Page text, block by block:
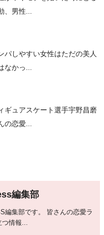
、男性...
パしやすい女性はただの美人
なかっ...
ギュアスケート選手宇野昌磨
の恋愛...
編集部
編集部です。 皆さんの恋愛ラ
情報...